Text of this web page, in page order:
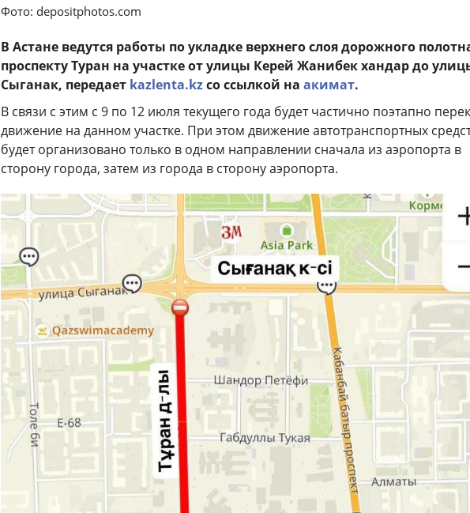
Фото: depositphotos.com
В Астане ведутся работы по укладке верхнего слоя дорожного
проспекту Туран на участке от улицы Керей Жанибек хандар до
Сыганак, передает kazlenta.kzсо ссылкой на акимат.
В связи с этим с 9 по 12 июля текущего года будет частично поэтапно
движение на данном участке. При этом движение автотранспортных
будет организовано только в одном направлении сначала из аэропорта в
сторону города, затем из города в сторону аэропорта.